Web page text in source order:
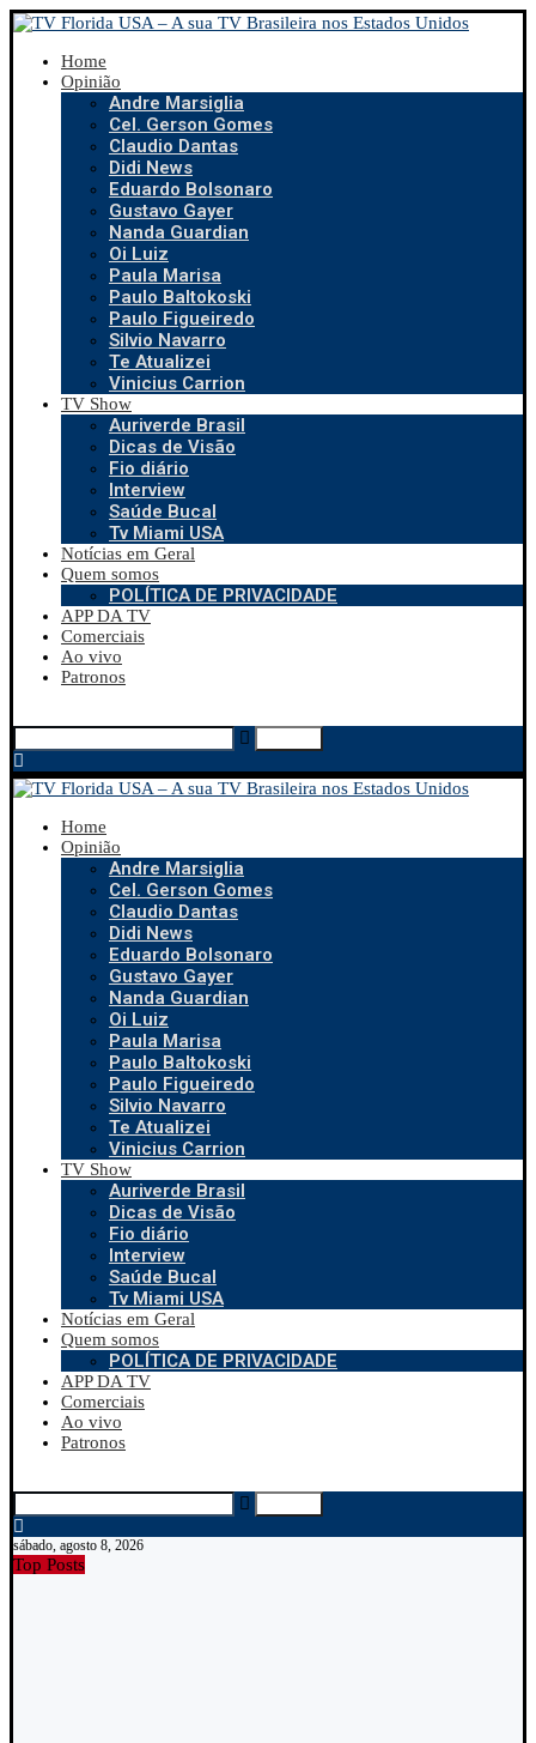
Home
Opinião
Andre Marsiglia
Cel. Gerson Gomes
Claudio Dantas
Didi News
Eduardo Bolsonaro
Gustavo Gayer
Nanda Guardian
Oi Luiz
Paula Marisa
Paulo Baltokoski
Paulo Figueiredo
Silvio Navarro
Te Atualizei
Vinicius Carrion
TV Show
Auriverde Brasil
Dicas de Visão
Fio diário
Interview
Saúde Bucal
Tv Miami USA
Notícias em Geral
Quem somos
POLÍTICA DE PRIVACIDADE
APP DA TV
Comerciais
Ao vivo
Patronos
Home
Opinião
Andre Marsiglia
Cel. Gerson Gomes
Claudio Dantas
Didi News
Eduardo Bolsonaro
Gustavo Gayer
Nanda Guardian
Oi Luiz
Paula Marisa
Paulo Baltokoski
Paulo Figueiredo
Silvio Navarro
Te Atualizei
Vinicius Carrion
TV Show
Auriverde Brasil
Dicas de Visão
Fio diário
Interview
Saúde Bucal
Tv Miami USA
Notícias em Geral
Quem somos
POLÍTICA DE PRIVACIDADE
APP DA TV
Comerciais
Ao vivo
Patronos
sábado, agosto 8, 2026
Top Posts